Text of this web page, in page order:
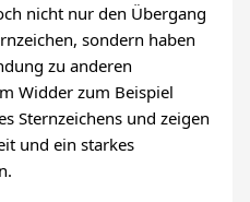
nicht nur den Übergang
sondern haben
zu anderen
Widder zum Beispiel
Sternzeichens und zeigen
und ein starkes